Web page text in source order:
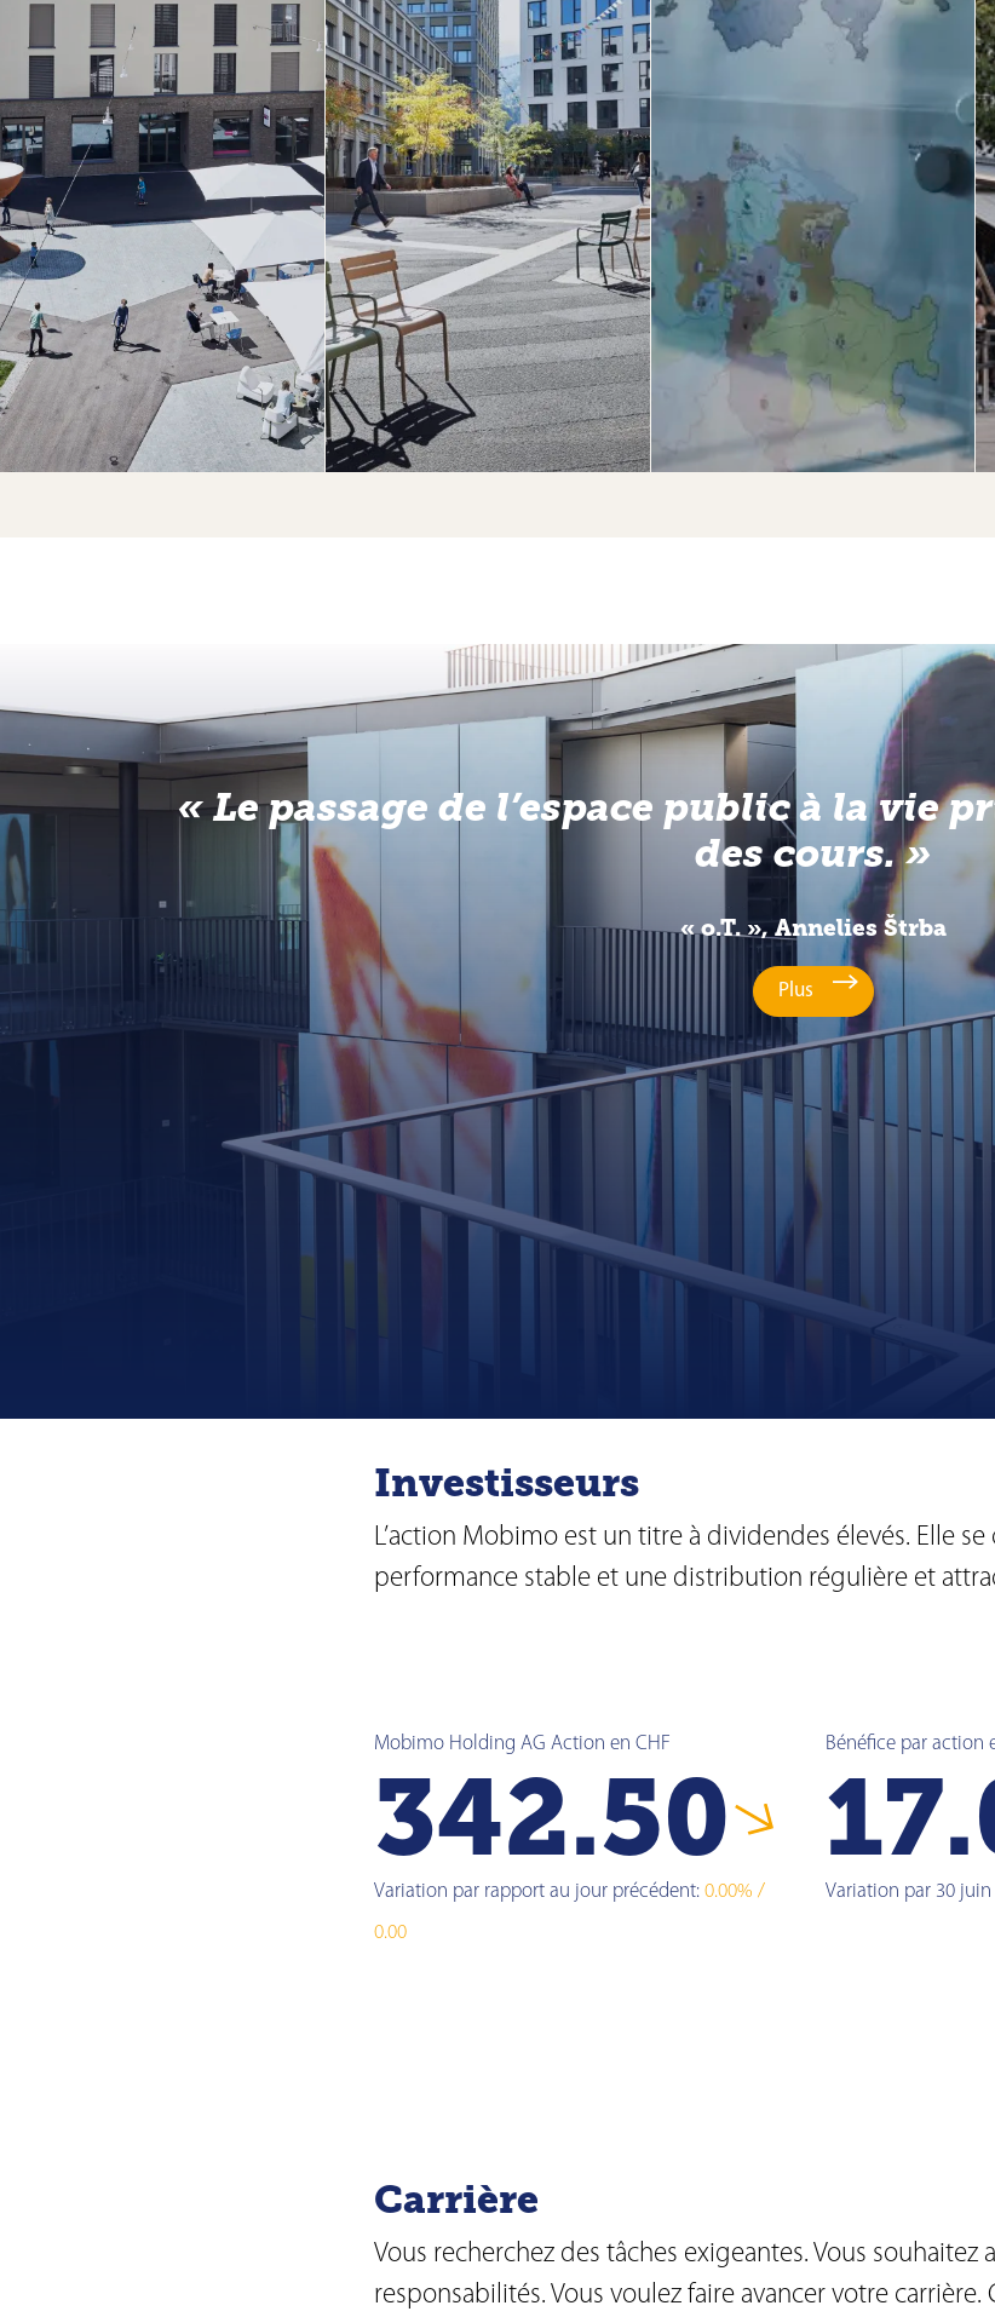
Sud.
Plus
appartements en
location, des surfaces de
bureaux, des espaces
commerciaux et de
restauration actuels,
ainsi qu’un hôtel
«Holiday Inn Express».
Plus
d’urbanisme et
d’architecture.
Le passage de l’espace public à la vie
des cours.
« o.T. », Annelies Štrba
Plus
Investisseurs
L’action Mobimo est un titre à dividendes élevés. Elle se
performance stable et une distribution régulière et
Mobimo Holding AG Action en CHF
342.50
Variation par rapport au jour précédent: 0.00% /
0.00
Bénéfice par action
Variation par 30 juin
Carrière
Vous recherchez des tâches exigeantes. Vous souhaitez
responsabilités. Vous voulez faire avancer votre carrière.